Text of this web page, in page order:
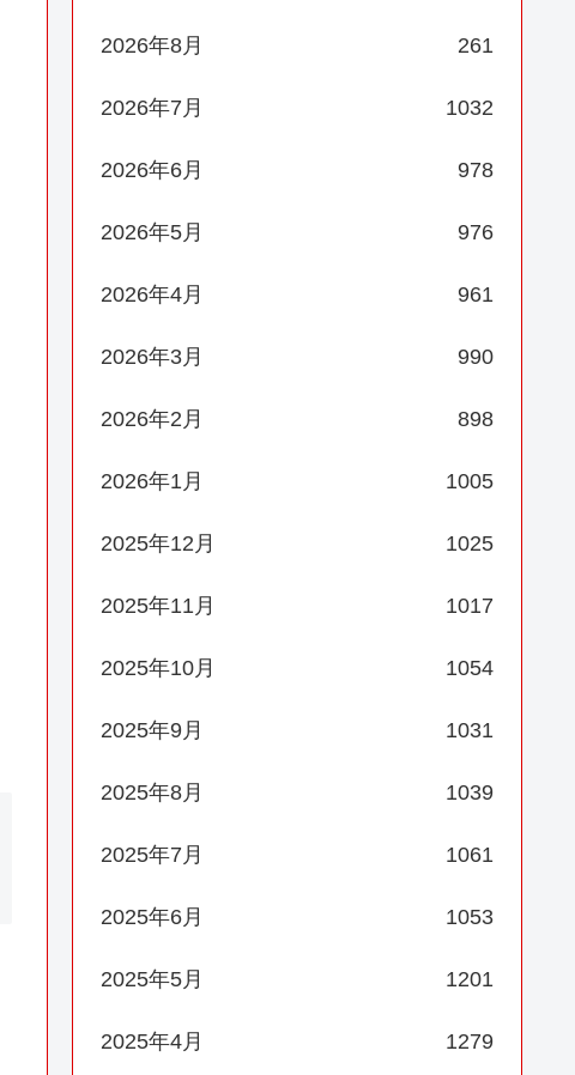
2026年8月 261
2026年7月 1032
2026年6月 978
2026年5月 976
2026年4月 961
2026年3月 990
2026年2月 898
2026年1月 1005
2025年12月 1025
2025年11月 1017
2025年10月 1054
2025年9月 1031
2025年8月 1039
2025年7月 1061
2025年6月 1053
2025年5月 1201
2025年4月 1279